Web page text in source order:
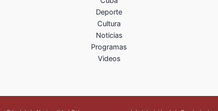
Deporte
Cultura
Noticias
Programas
Videos